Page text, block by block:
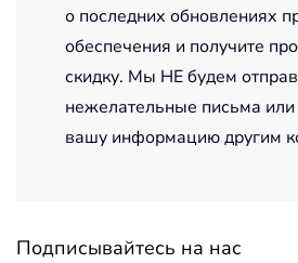
о последних обновлениях
обеспечения и получите
скидку. Мы НЕ будем
нежелательные письма или
вашу информацию другим
Подписывайтесь на нас